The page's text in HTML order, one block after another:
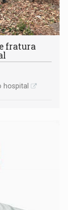
fratura
hospital